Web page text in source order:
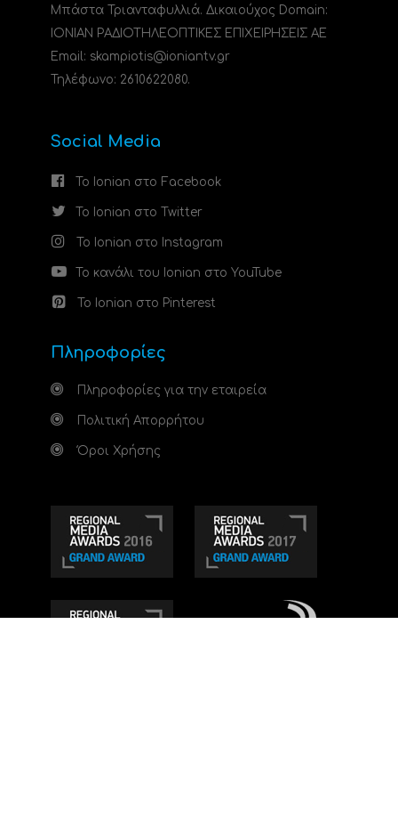
Μπάστα Τριανταφυλλιά. Δικαιούχος Domain:
ΙΟΝΙΑΝ ΡΑΔΙΟΤΗΛΕΟΠΤΙΚΕΣ ΕΠΙΧΕΙΡΗΣΕΙΣ ΑΕ
Email: skampiotis@ioniantv.gr
Τηλέφωνο: 2610622080.
Social Media
Το Ionian στο Facebook
Το Ionian στο Twitter
Το Ionian στο Instagram
Το κανάλι του Ionian στο YouTube
Το Ionian στο Pinterest
Πληροφορίες
Πληροφορίες για την εταιρεία
Πολιτική Απορρήτου
Όροι Χρήσης